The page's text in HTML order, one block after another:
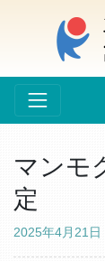
マンモ
定
2025年4月21日